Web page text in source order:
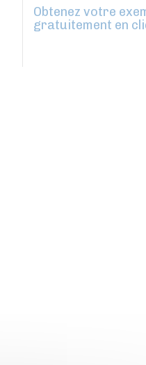
Obtenez votre
gratuitement en